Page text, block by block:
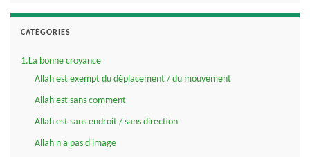
CATÉGORIES
1.La bonne croyance
Allah est exempt du déplacement / du mouvement
Allah est sans comment
Allah est sans endroit / sans direction
Allah n'a pas d'image